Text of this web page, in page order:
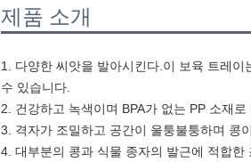
제품 소개
1. 다양한 씨앗을 발아시킨다.이 보육 트레
수 있습니다.
2. 건강하고 녹색이며 BPA가 없는 PP 소재
3. 격자가 조밀하고 공간이 울퉁불퉁하며 콩
4. 대부분의 콩과 식물 종자의 발근에 적합한